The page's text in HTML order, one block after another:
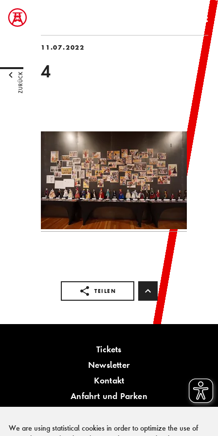
11.07.2022
4
TEILEN
ZURÜCK
Tickets
Newsletter
Kontakt
Anfahrt und Parken
We are using statistical cookies in order to optimize the use of